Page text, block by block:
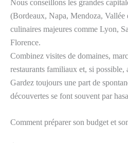
Nous conseillons les grandes
(Bordeaux, Napa, Mendoza,
culinaires majeures comme Lyon,
Florence.
Combinez visites de domaines,
restaurants familiaux et, si possible,
Gardez toujours une part de
découvertes se font souvent par
Comment préparer son budget et